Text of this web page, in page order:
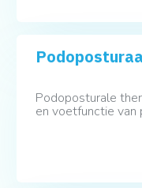
Podoposturale
en voetfunctie van